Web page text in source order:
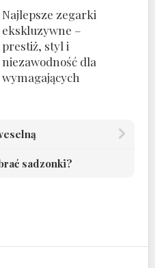
Najlepsze zegarki
ekskluzywne –
prestiż, styl i
niezawodność dla
wymagających
sadzonki?